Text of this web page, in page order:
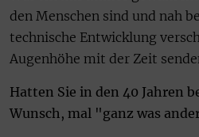
den Menschen sind und nah
technische Entwicklung
Augenhöhe mit der Zeit
Hatten Sie in den 40 Jahren
Wunsch, mal "ganz was